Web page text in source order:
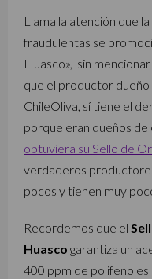
Llama la atención que
fraudulentas se
Huasco», sin
que el productor dueño
ChileOliva, sí tiene el
porque eran dueños de
obtuviera su Sello de
verdaderos
pocos y tienen muy
Recordemos que el
Huasco garantiza un
400 ppm de polifenoles